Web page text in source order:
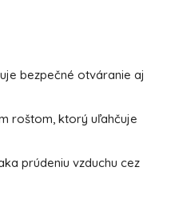
bezpečné otváranie aj
roštom, ktorý uľahčuje
prúdeniu vzduchu cez